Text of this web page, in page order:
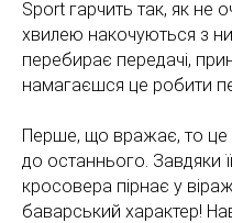
Sport гарчить так, як не
хвилею накочуються з
перебирає передачі,
намагаєшся це робити
Перше, що вражає, то це
до останнього. Завдяки
кросовера пірнає у
баварський характер!